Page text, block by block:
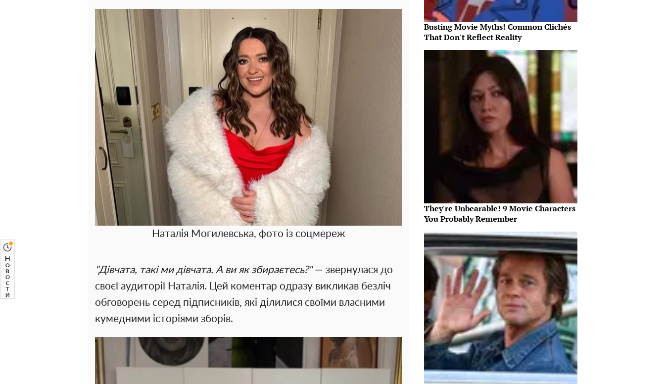
Наталія Могилевська, фото із соцмереж
"Дівчата, такі ми дівчата. А ви як збираєтесь?"— звернулася до
своєї аудиторії Наталія. Цей коментар одразу викликав безліч
обговорень серед підписників, які ділилися своїми власними
кумедними історіями зборів.
Busting Movie Myths! Common Clichés
That Don't Reflect Reality
They're Unbearable! 9 Movie Characters
You Probably Remember